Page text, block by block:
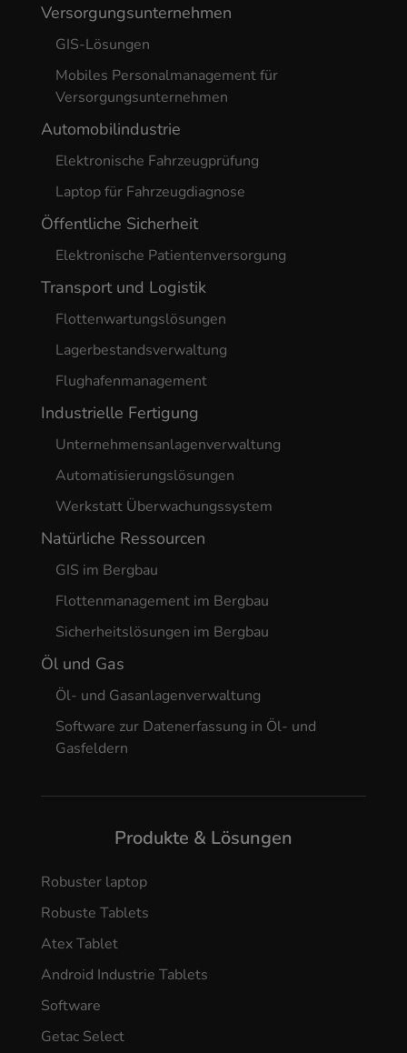
Versorgungsunternehmen
GIS-Lösungen
Mobiles Personalmanagement für
Versorgungsunternehmen
Automobilindustrie
Elektronische Fahrzeugprüfung
Laptop für Fahrzeugdiagnose
Öffentliche Sicherheit
Elektronische Patientenversorgung
Transport und Logistik
Flottenwartungslösungen
Lagerbestandsverwaltung
Flughafenmanagement
Industrielle Fertigung
Unternehmensanlagenverwaltung
Automatisierungslösungen
Werkstatt Überwachungssystem
Natürliche Ressourcen
GIS im Bergbau
Flottenmanagement im Bergbau
Sicherheitslösungen im Bergbau
Öl und Gas
Öl- und Gasanlagenverwaltung
Software zur Datenerfassung in Öl- und
Gasfeldern
Produkte & Lösungen
Robuster laptop
Robuste Tablets
Atex Tablet
Android Industrie Tablets
Software
Getac Select